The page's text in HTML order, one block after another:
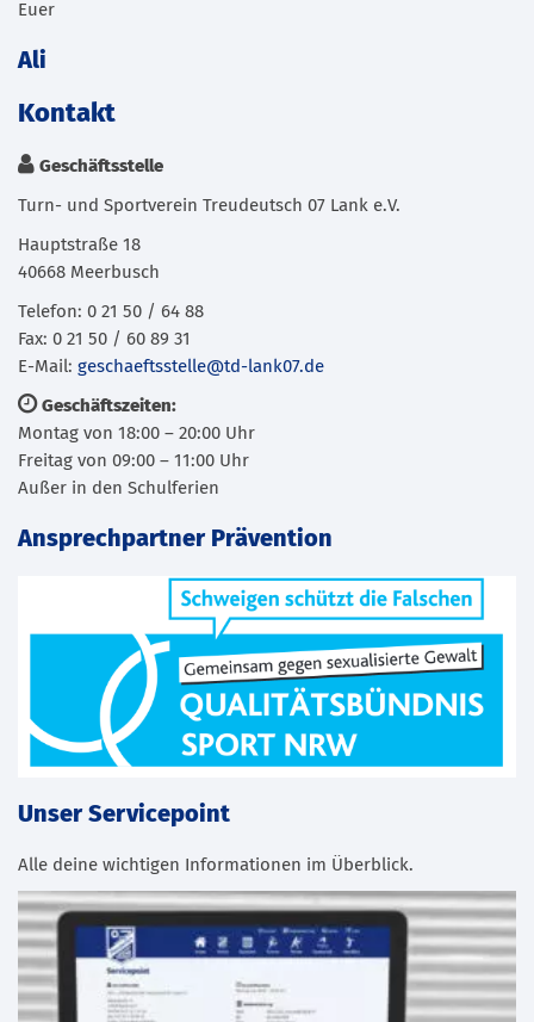
Euer
Ali
Kontakt
Geschäftsstelle
Turn- und Sportverein Treudeutsch 07 Lank e.V.
Hauptstraße 18
40668 Meerbusch
Telefon: 0 21 50 / 64 88
Fax: 0 21 50 / 60 89 31
E-Mail: geschaeftsstelle@td-lank07.de
Geschäftszeiten:
Montag von 18:00 – 20:00 Uhr
Freitag von 09:00 – 11:00 Uhr
Außer in den Schulferien
Ansprechpartner Prävention
Unser Servicepoint
Alle deine wichtigen Informationen im Überblick.